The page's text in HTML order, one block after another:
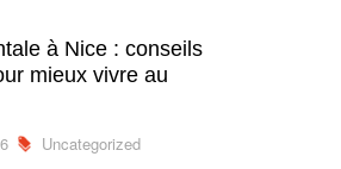
à Nice : conseils
mieux vivre au
Uncategorized